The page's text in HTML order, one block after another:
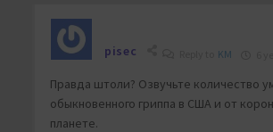
pisec KM
Правда штоли? Озвучьте количество
обыкновенного гриппа в США и от
планете.